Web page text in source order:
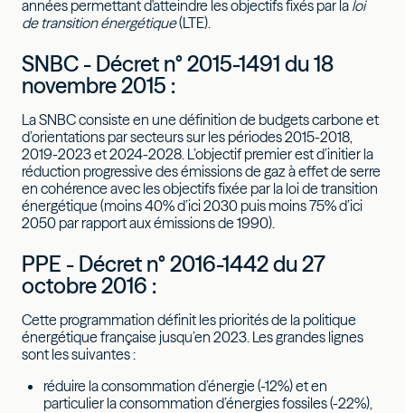
années permettant d'atteindre les objectifs fixés par la loi
de transition énergétique(LTE).
SNBC - Décret n° 2015-1491 du 18
novembre 2015 :
La SNBC consiste en une définition de budgets carbone et
d’orientations par secteurs sur les périodes 2015-2018,
2019-2023 et 2024-2028. L’objectif premier est d’initier la
réduction progressive des émissions de gaz à effet de serre
en cohérence avec les objectifs fixée par la loi de transition
énergétique (moins 40% d’ici 2030 puis moins 75% d’ici
2050 par rapport aux émissions de 1990).
PPE - Décret n° 2016-1442 du 27
octobre 2016 :
Cette programmation définit les priorités de la politique
énergétique française jusqu’en 2023. Les grandes lignes
sont les suivantes :
réduire la consommation d’énergie (-12%) et en
particulier la consommation d’énergies fossiles (-22%),